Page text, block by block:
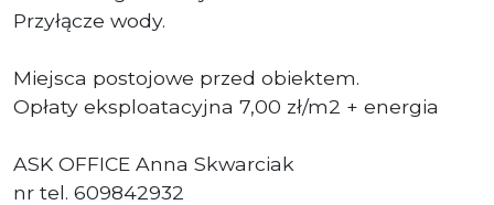
Przyłącze wody.
Miejsca postojowe przed obiektem.
Opłaty eksploatacyjna 7,00 zł/m2 + energia
ASK OFFICE Anna Skwarciak
nr tel. 609842932